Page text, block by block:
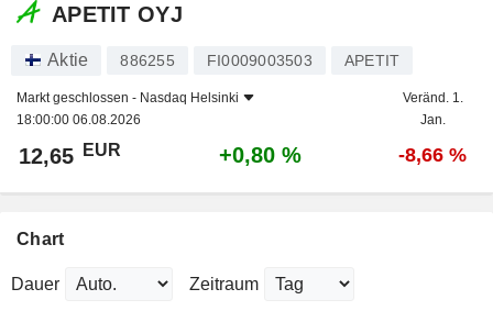
APETIT OYJ
Aktie 886255 FI0009003503 APETIT
Markt geschlossen - Nasdaq Helsinki
18:00:00 06.08.2026
Veränd. 1.
Jan.
12,65 EUR +0,80 % -8,66 %
Chart
Dauer Zeitraum